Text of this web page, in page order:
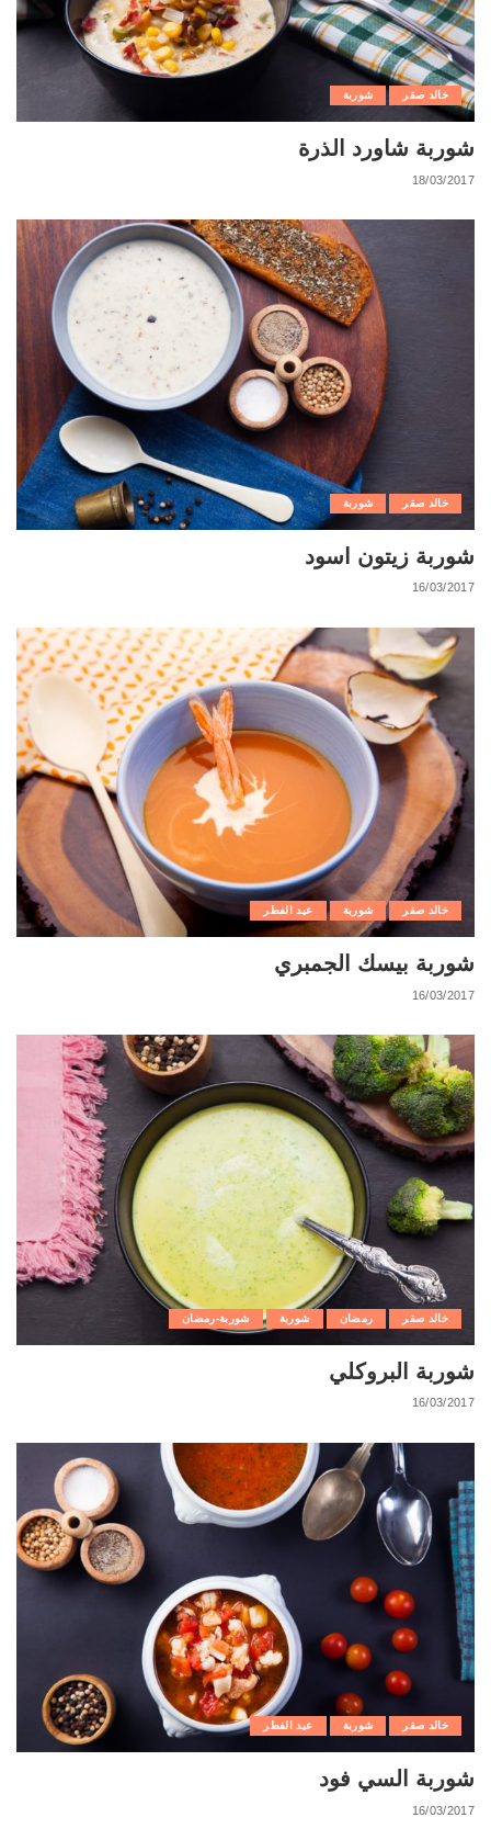
خالد صقر شوربة
شوربة شاورد الذرة
18/03/2017
خالد صقر شوربة
شوربة زيتون اسود
16/03/2017
خالد صقر شوربة عيد الفطر
شوربة بيسك الجمبري
16/03/2017
خالد صقر رمضان شوربة شوربة-رمضان
شوربة البروكلي
16/03/2017
خالد صقر شوربة عيد الفطر
شوربة السي فود
16/03/2017